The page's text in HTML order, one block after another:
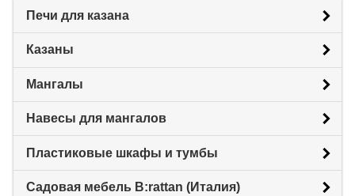
Печи для казана
Казаны
Мангалы
Навесы для мангалов
Пластиковые шкафы и тумбы
Садовая мебель B:rattan (Италия)